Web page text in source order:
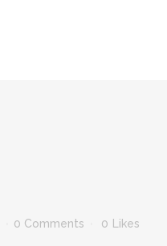
0 Comments 0 Likes